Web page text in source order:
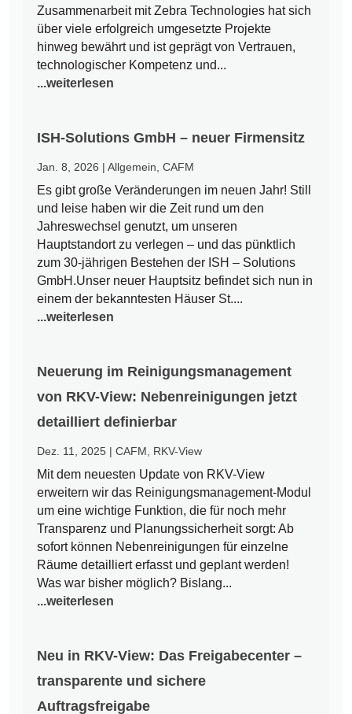
Zusammenarbeit mit Zebra Technologies hat sich
über viele erfolgreich umgesetzte Projekte
hinweg bewährt und ist geprägt von Vertrauen,
technologischer Kompetenz und...
...weiterlesen
ISH-Solutions GmbH – neuer Firmensitz
Jan. 8, 2026 |Allgemein ,CAFM
Es gibt große Veränderungen im neuen Jahr! Still
und leise haben wir die Zeit rund um den
Jahreswechsel genutzt, um unseren
Hauptstandort zu verlegen – und das pünktlich
zum 30-jährigen Bestehen der ISH – Solutions
GmbH.Unser neuer Hauptsitz befindet sich nun in
einem der bekanntesten Häuser St....
...weiterlesen
Neuerung im Reinigungsmanagement
von RKV-View: Nebenreinigungen jetzt
detailliert definierbar
Dez. 11, 2025 |CAFM RKV-View
Mit dem neuesten Update von RKV-View
erweitern wir das Reinigungsmanagement-Modul
um eine wichtige Funktion, die für noch mehr
Transparenz und Planungssicherheit sorgt: Ab
sofort können Nebenreinigungen für einzelne
Räume detailliert erfasst und geplant werden!
Was war bisher möglich? Bislang...
...weiterlesen
Neu in RKV-View: Das Freigabecenter –
transparente und sichere
Auftragsfreigabe